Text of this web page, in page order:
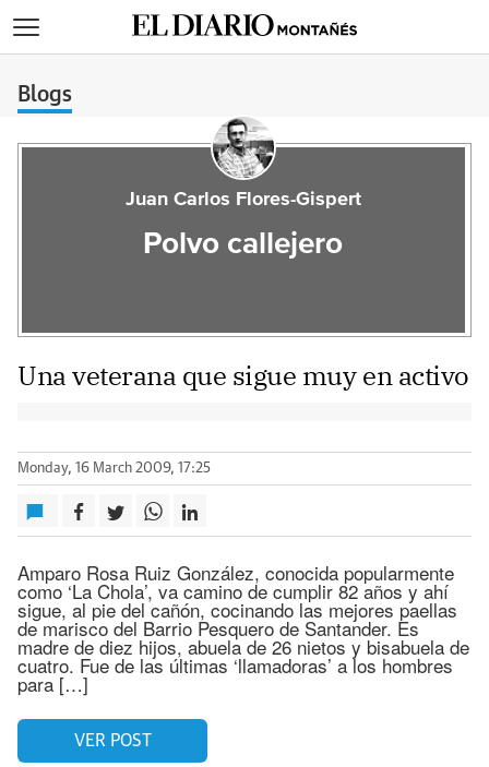
Blogs
Juan Carlos Flores-Gispert
Polvo callejero
Una veterana que sigue muy en activo
Monday, 16 March 2009, 17:25
Amparo Rosa Ruiz González, conocida popularmente
como ‘La Chola’, va camino de cumplir 82 años y ahí
sigue, al pie del cañón, cocinando las mejores paellas
de marisco del Barrio Pesquero de Santander. Es
madre de diez hijos, abuela de 26 nietos y bisabuela de
cuatro. Fue de las últimas ‘llamadoras’ a los hombres
para […]
VER POST